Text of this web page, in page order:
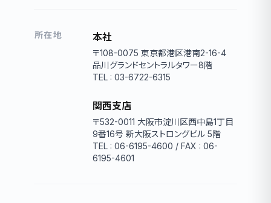
所在地 本社
〒108-0075 東京都港区港南2-16-4
品川グランドセントラルタワー8階
TEL : 03-6722-6315
関西支店
〒532-0011 大阪市淀川区西中島1丁目
9番16号 新大阪ストロングビル 5階
TEL : 06-6195-4600 / FAX : 06-
6195-4601